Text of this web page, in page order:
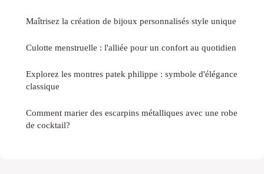
Maîtrisez la création de bijoux personnalisés style unique
Culotte menstruelle : l'alliée pour un confort au quotidien
Explorez les montres patek philippe : symbole d'élégance
classique
Comment marier des escarpins métalliques avec une robe
de cocktail?